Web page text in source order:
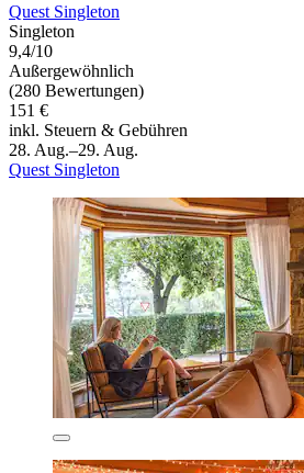
Quest Singleton
Singleton
9,4/10
Außergewöhnlich
(280 Bewertungen)
151 €
inkl. Steuern & Gebühren
28. Aug.–29. Aug.
Quest Singleton